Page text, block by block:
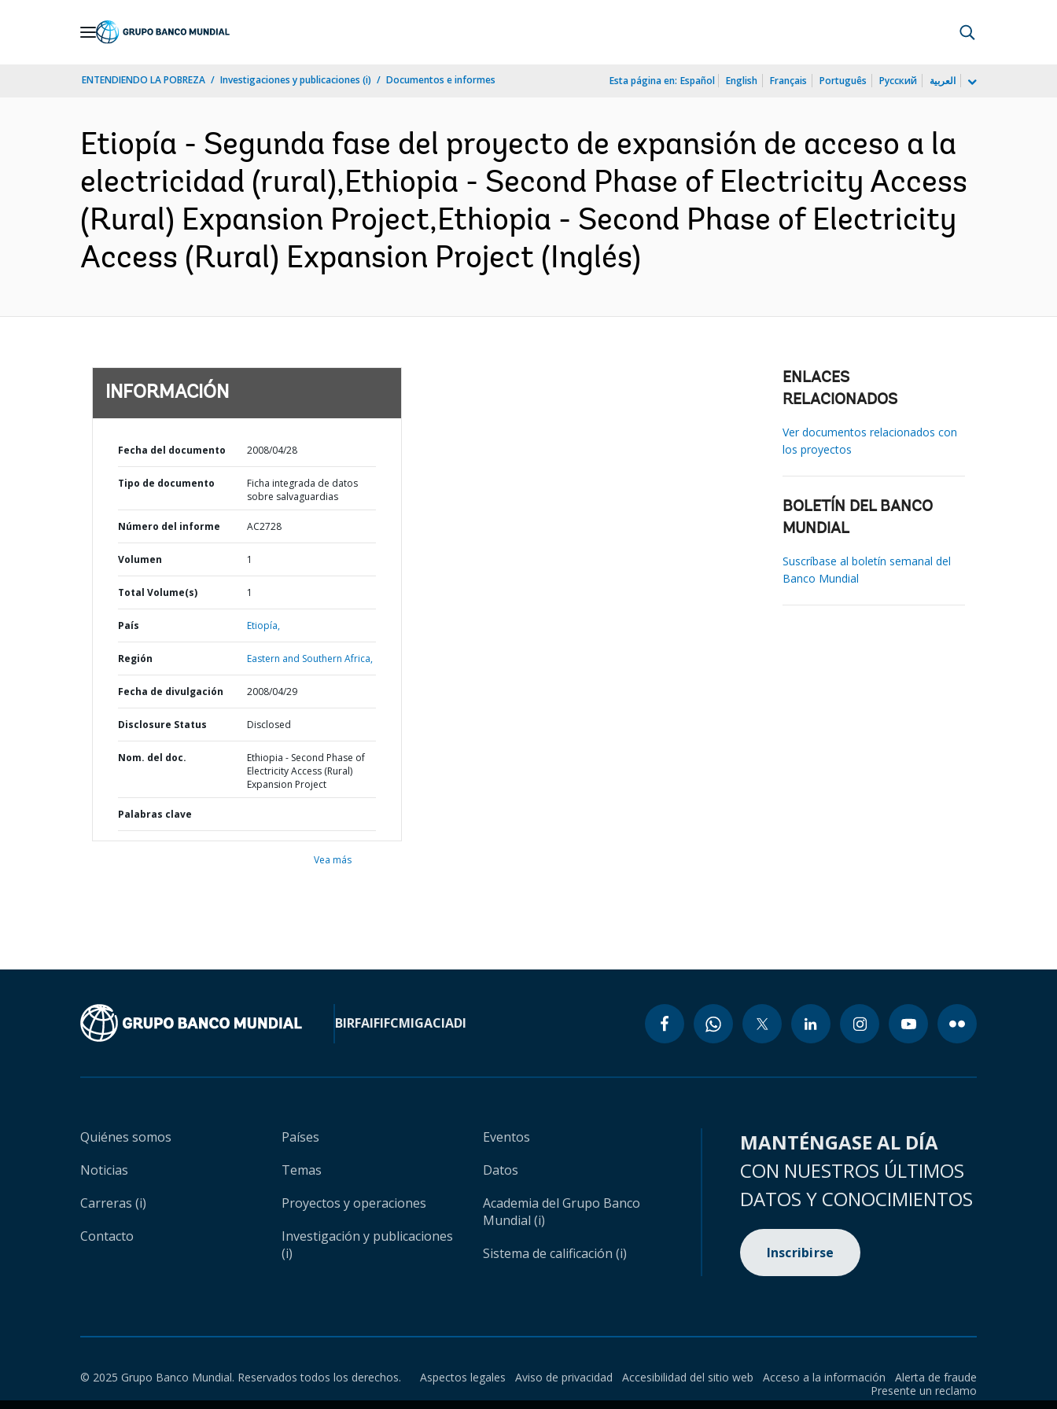
ENTENDIENDO LA POBREZA Investigaciones y publicaciones (i) Documentos e informes Esta página en: Español English Français Português Русский العربية
Etiopía - Segunda fase del proyecto de expansión de acceso a la
electricidad (rural),Ethiopia - Second Phase of Electricity Access
(Rural) Expansion Project,Ethiopia - Second Phase of Electricity
Access (Rural) Expansion Project (Inglés)
INFORMACIÓN
Fecha del documento 2008/04/28
Tipo de documento
Ficha integrada de datos
sobre salvaguardias
Número del informe AC2728
Volumen 1
Total Volume(s) 1
País Etiopía,
Región Eastern and Southern Africa,
Fecha de divulgación 2008/04/29
Disclosure Status Disclosed
Nom. del doc.
Ethiopia - Second Phase of
Electricity Access (Rural)
Expansion Project
Palabras clave
Vea más
ENLACES
RELACIONADOS
Ver documentos relacionados con
los proyectos
BOLETÍN DEL BANCO
MUNDIAL
Suscríbase al boletín semanal del
Banco Mundial
BIRFAIFIFCMIGACIADI
Quiénes somos
Noticias
Carreras (i)
Contacto
Países
Temas
Proyectos y operaciones
Investigación y publicaciones
(i)
Eventos
Datos
Academia del Grupo Banco
Mundial (i)
Sistema de calificación (i)
MANTÉNGASE AL DÍA
CON NUESTROS ÚLTIMOS
DATOS Y CONOCIMIENTOS
Inscribirse
© 2025 Grupo Banco Mundial. Reservados todos los derechos. Aspectos legales Aviso de privacidad Accesibilidad del sitio web Acceso a la información
Alerta de fraude
Presente un reclamo